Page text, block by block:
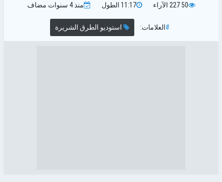
50 227 الآراء 11:17 الطول منذ 4 سنوات مضاف
#العلامات: استوديو الطرق الشريرة